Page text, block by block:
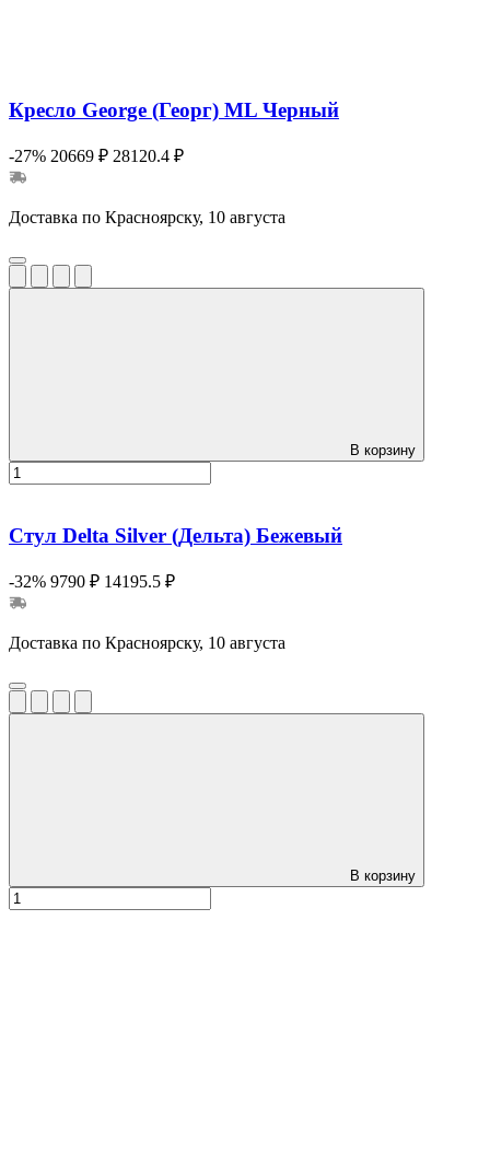
Кресло George (Георг) ML Черный
-27% 20669 ₽ 28120.4 ₽
Доставка по Красноярску, 10 августа
В корзину
Стул Delta Silver (Дельта) Бежевый
-32% 9790 ₽ 14195.5 ₽
Доставка по Красноярску, 10 августа
В корзину